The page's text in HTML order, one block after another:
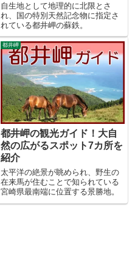
自生地として地理的に北限とさ
れ、国の特別天然記念物に指定さ
れている都井岬の蘇鉄。
都井岬
都井岬の観光ガイド！大自
然の広がるスポット7カ所を
紹介
太平洋の絶景が眺められ、野生の
在来馬が住むことで知られている
宮崎県最南端に位置する景勝地。